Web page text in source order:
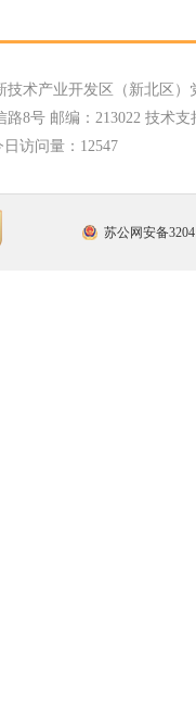
技术产业开发区（新北区）
8号 邮编：213022 技术支
日访问量： 12547
苏公网安备